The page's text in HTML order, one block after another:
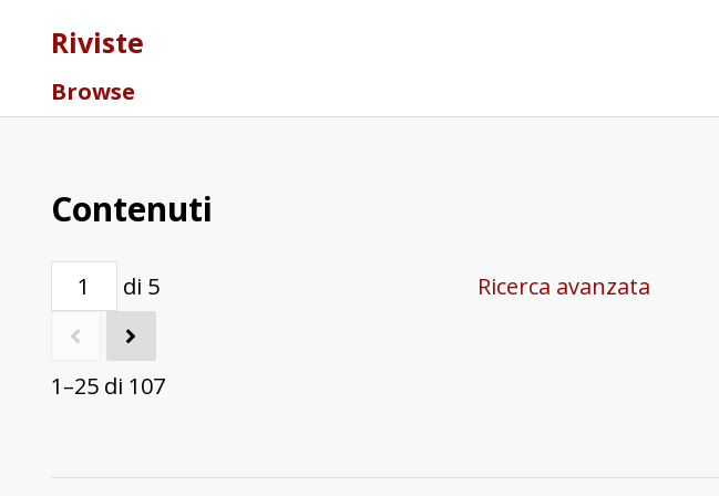
Riviste
Browse
Contenuti
di 5
1–25 di 107
Ricerca avanzata